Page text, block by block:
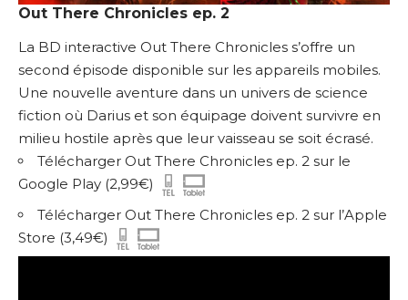
Out There Chronicles ep. 2
La BD interactive Out There Chronicles s’offre un
second épisode disponible sur les appareils mobiles.
Une nouvelle aventure dans un univers de science
fiction où Darius et son équipage doivent survivre en
milieu hostile après que leur vaisseau se soit écrasé.
Télécharger Out There Chronicles ep. 2 sur le
Google Play (2,99€)
Télécharger Out There Chronicles ep. 2 sur l’Apple
Store (3,49€)